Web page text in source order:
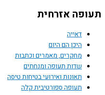
אזרחית
דאייה
היכן הם היום
מחקרים, מאמרים וכתבות
שדות תעופה ומנחתים
תאונות ואירועי בטיחות טיסה
תעופה ספורטיבית קלה